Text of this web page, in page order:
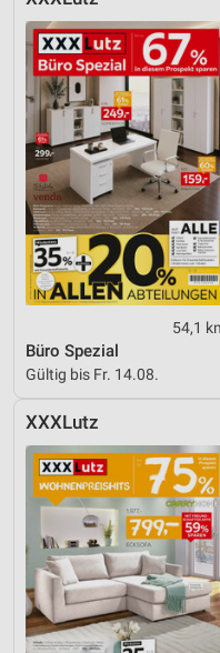
54,1
Büro Spezial
Gültig bis Fr. 14.08.
XXXLutz
Entwicklung und
Verwendung reduzierter
Inhalten
IAB-Besonderheiten:
Verwendung genauer
Geräte anhand von aktiv
Informationen
Nicht-IAB-Verarbeitungszwecke:
Notwendig
Funktional
Werbung